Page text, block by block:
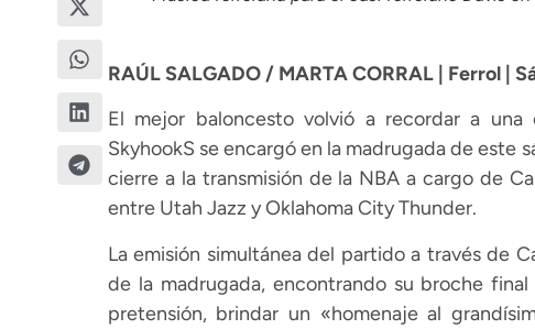
RAÚL SALGADO / MARTA CORRAL | Ferrol |
El mejor baloncesto volvió a recordar a
SkyhookS se encargó en la madrugada de este
cierre a la transmisión de la NBA a cargo de
entre Utah Jazz y Oklahoma City Thunder.
La emisión simultánea del partido a través de
de la madrugada, encontrando su broche
pretensión, brindar un «homenaje al